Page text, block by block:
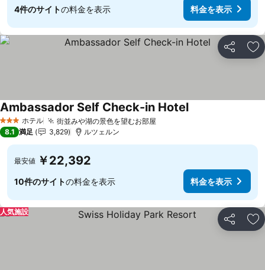
4件のサイトの料金を表示 料金を表示
シェア お
3 ホテルのランク
ホテル 街並みや湖の景色を望むお部屋料金を表示
Ambassador Self Check-in Hotel料金を表示
8.1 満足 3,829 ルツェルン
最安値 ￥22,392
10件のサイトの料金を表示 料金を表示
シェア お
人気施設